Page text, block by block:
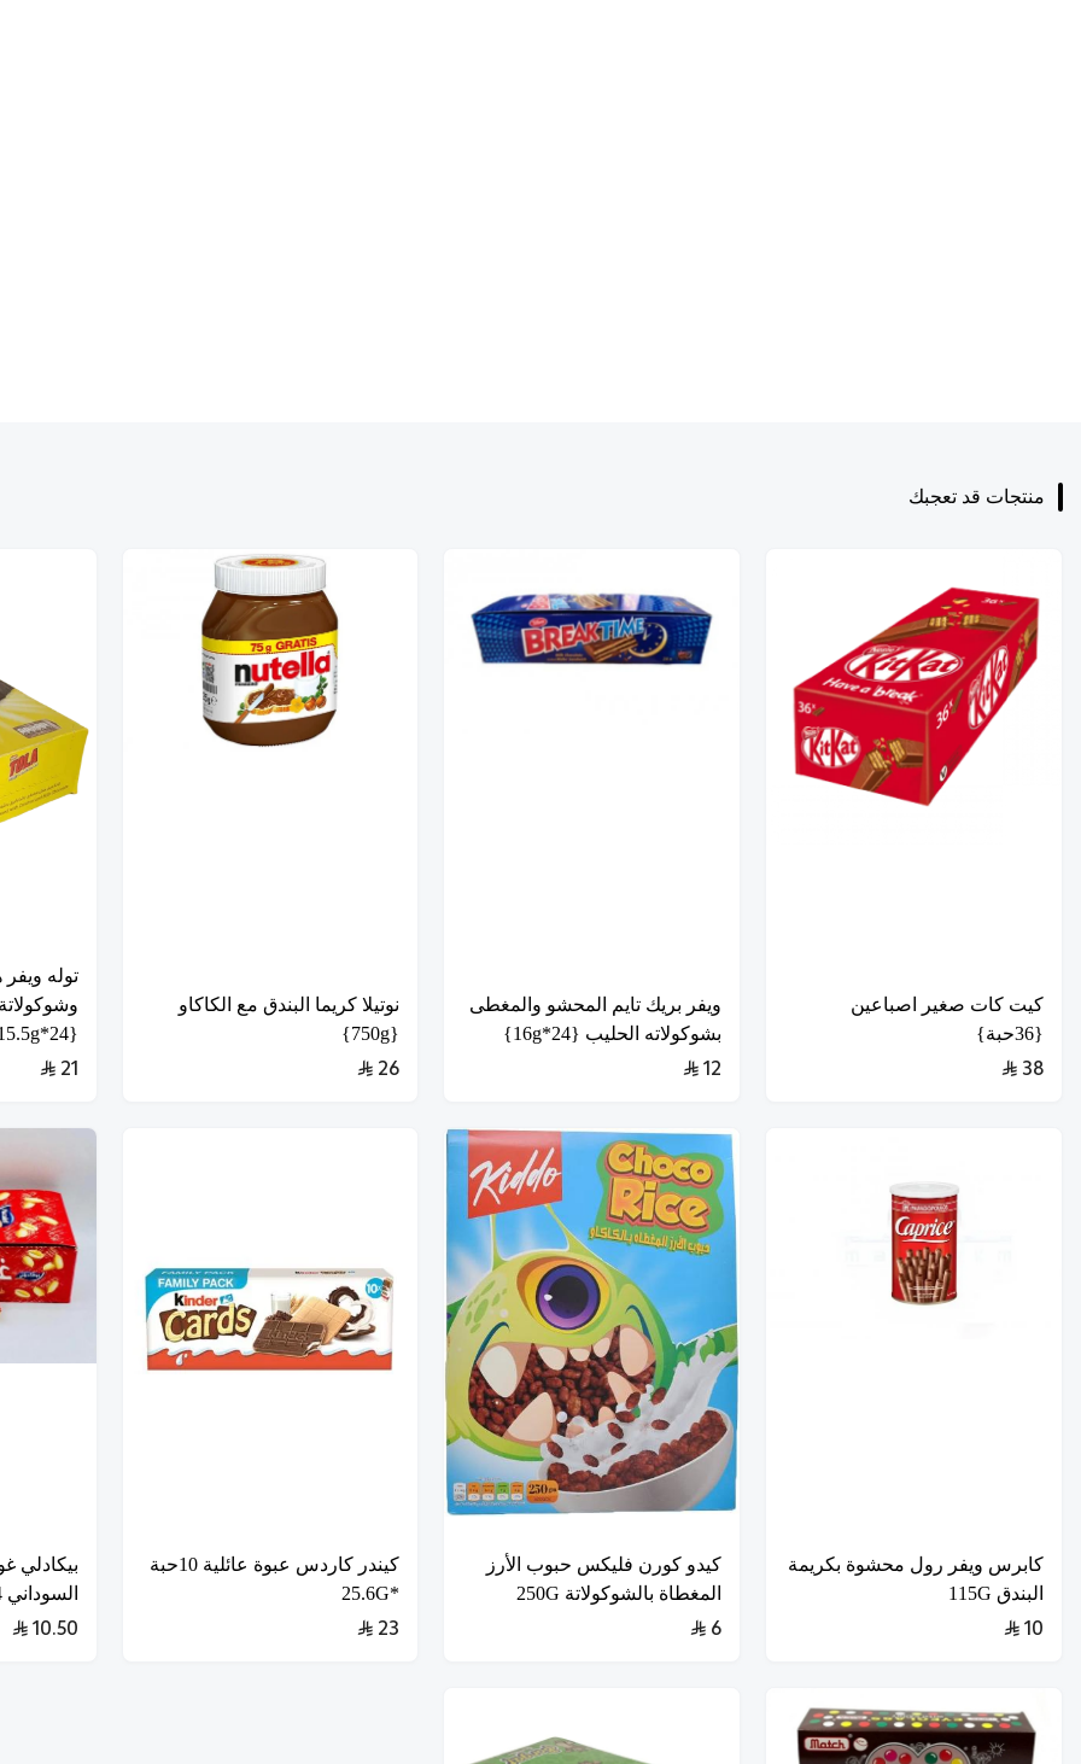
منتجات قد تعجبك
كيت كات صغير اصباعين
{36حبة}
38
ويفر بريك تايم المحشو والمغطى
بشوكولاته الحليب {24*16g}
12
نوتيلا كريما البندق مع الكاكاو
{750g}
26
توله
{24*15.5g}
21
كابرس ويفر رول محشوة بكريمة
البندق 115G
10
كيدو كورن فليكس حبوب الأرز
المغطاة بالشوكولاتة 250G
6
كيندر كاردس عبوة عائلية 10حبة
*25.6G
23
بيكادلي
السوداني 24*21G
10.50